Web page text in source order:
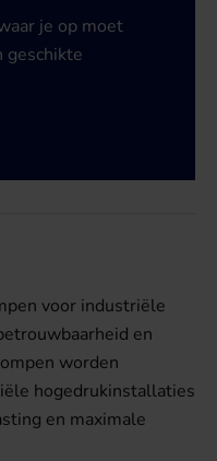
je op moet
geschikte
voor industriële
en
worden
hogedrukinstallaties
en maximale